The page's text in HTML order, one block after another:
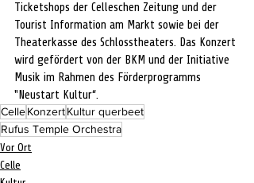
Ticketshops der Celleschen Zeitung und der
Tourist Information am Markt sowie bei der
Theaterkasse des Schlosstheaters. Das Konzert
wird gefördert von der BKM und der Initiative
Musik im Rahmen des Förderprogramms
"Neustart Kultur“.
CelleKonzertKultur querbeet
Rufus Temple Orchestra
Vor Ort
Celle